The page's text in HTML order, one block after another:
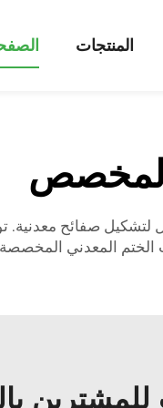
المنتجات
صفائح معدنية.
الختم المعدني